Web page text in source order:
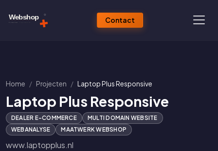
Contact
Home Projecten Laptop Plus Responsive
Laptop Plus Responsive
DEALER E-COMMERCE
MULTI DOMAIN WEBSITE
WEBANALYSE
MAATWERK WEBSHOP
www.laptopplus.nl